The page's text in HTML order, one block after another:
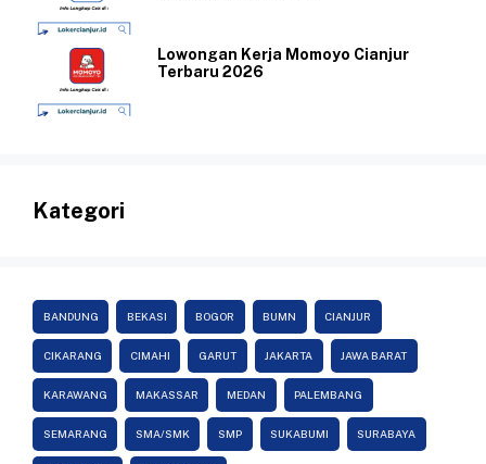
Lowongan Kerja Momoyo Cianjur
Terbaru 2026
Kategori
BANDUNG BEKASI BOGOR BUMN CIANJUR
CIKARANG CIMAHI GARUT JAKARTA JAWA BARAT
KARAWANG MAKASSAR MEDAN PALEMBANG
SEMARANG SMA/SMK SMP SUKABUMI SURABAYA